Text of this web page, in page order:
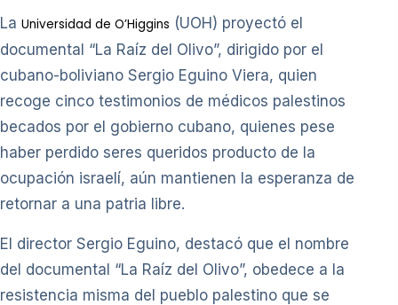
La Universidad de O’Higgins (UOH) proyectó el
documental “La Raíz del Olivo”, dirigido por el
cubano-boliviano Sergio Eguino Viera, quien
recoge cinco testimonios de médicos palestinos
becados por el gobierno cubano, quienes pese
haber perdido seres queridos producto de la
ocupación israelí, aún mantienen la esperanza de
retornar a una patria libre.
El director Sergio Eguino, destacó que el nombre
del documental “La Raíz del Olivo”, obedece a la
resistencia misma del pueblo palestino que se